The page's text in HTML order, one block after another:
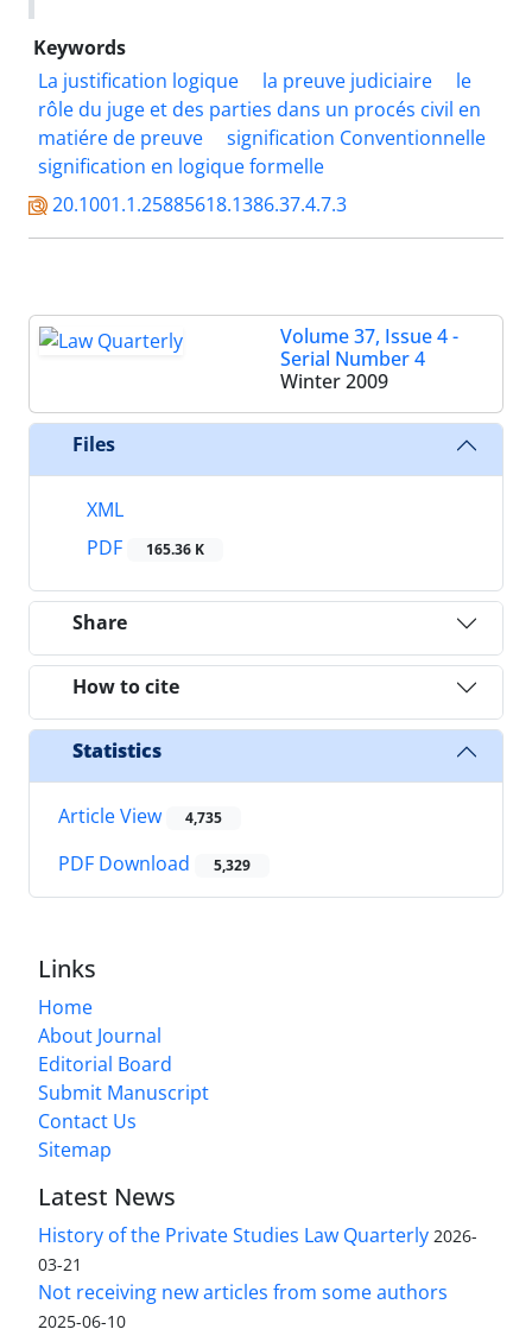
Keywords
La justification logique
la preuve judiciaire
le
rôle du juge et des parties dans un procés civil en
matiére de preuve
signification Conventionnelle
signification en logique formelle
20.1001.1.25885618.1386.37.4.7.3
Volume 37, Issue 4 -
Serial Number 4
Winter 2009
Files
XML
PDF
165.36 K
Share
How to cite
Statistics
Article View 4,735
PDF Download 5,329
Links
Home
About Journal
Editorial Board
Submit Manuscript
Contact Us
Sitemap
Latest News
History of the Private Studies Law Quarterly 2026-
03-21
Not receiving new articles from some authors
2025-06-10